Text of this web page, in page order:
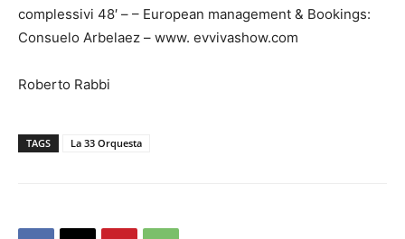
complessivi 48′ – – European management & Bookings:
Consuelo Arbelaez – www. evvivashow.com
Roberto Rabbi
TAGS La 33 Orquesta